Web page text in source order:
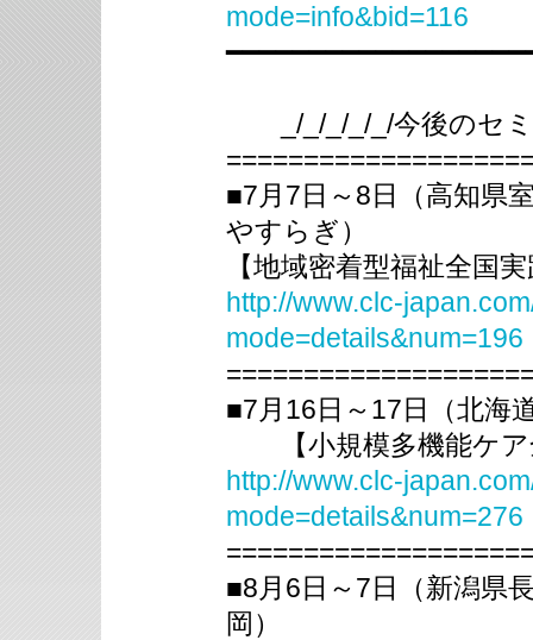
mode=info&bid=116
_/_/_/_/_/今後のセミ
■7月7日～8日（高知県
やすらぎ）
【地域密着型福祉全国
http://www.clc-
mode=details&num=196
■7月16日～17日（北海
【小規模多機能ケア
http://www.clc-
mode=details&num=276
■8月6日～7日（新潟県
岡）